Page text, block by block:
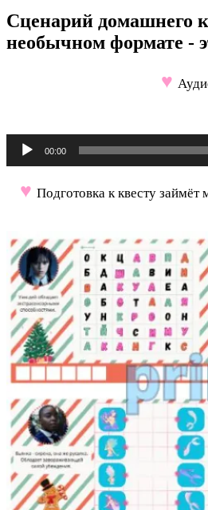
Сценарий домашнего
необычном формате -
♥
Аудиоплеер
00:00
♥ Подготовка к квесту